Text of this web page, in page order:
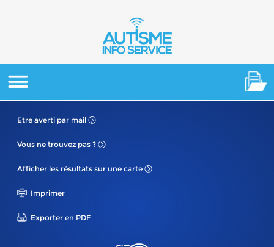
Etre averti par mail
Vous ne trouvez pas ?
Afficher les résultats sur une carte
Imprimer
Exporter en PDF